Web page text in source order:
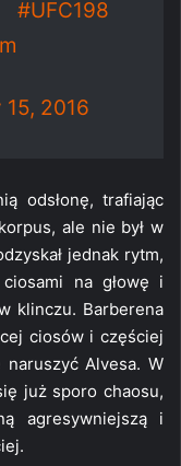
#UFC198
15, 2016
odsłonę, trafiając
ale nie był w
jednak rytm,
na głowę i
klinczu. Barberena
ciosów i częściej
Alvesa. W
już sporo chaosu,
agresywniejszą i